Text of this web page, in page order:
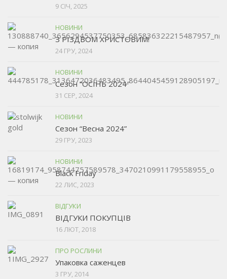
9 СІЧ, 2025
НОВИНИ
З РІЗДВОМ ХРИСТОВИМ!
24 ГРУ, 2024
НОВИНИ
Сезон ”ОСІНЬ 2024″
31 СЕР, 2024
НОВИНИ
Сезон “Весна 2024”
29 ГРУ, 2023
НОВИНИ
Black Friday
22 ЛИС, 2023
ВІДГУКИ
ВІДГУКИ ПОКУПЦІВ
16 ЛЮТ, 2018
ПРО РОСЛИНИ
Упаковка саженцев
3 ГРУ, 2014